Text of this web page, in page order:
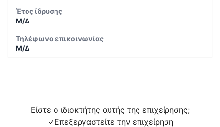
Έτος ίδρυσης
Μ/Δ
Τηλέφωνο επικοινωνίας
Μ/Δ
Είστε ο ιδιοκτήτης αυτής της επιχείρησης;
Επεξεργαστείτε την επιχείρηση